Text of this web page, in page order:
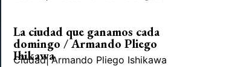
La ciudad que ganamos cada
domingo / Armando Pliego
Ihikawa
Ciudad| Armando Pliego Ishikawa